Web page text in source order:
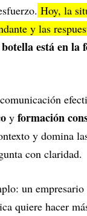
Hoy, la
y las
está en la
y formación
y domina
con claridad.
un
quiere hacer